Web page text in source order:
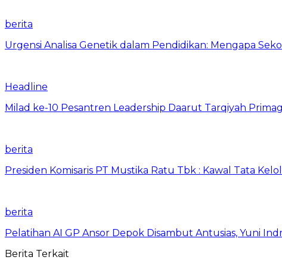
berita
Urgensi Analisa Genetik dalam Pendidikan: Mengapa
Headline
Milad ke-10 Pesantren Leadership Daarut Tarqiyah
berita
Presiden Komisaris PT Mustika Ratu Tbk : Kawal Tata
berita
Pelatihan AI GP Ansor Depok Disambut Antusias, Yuni
Berita Terkait